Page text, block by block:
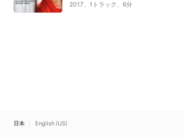
2017、1トラック、6分
日本 English (US)